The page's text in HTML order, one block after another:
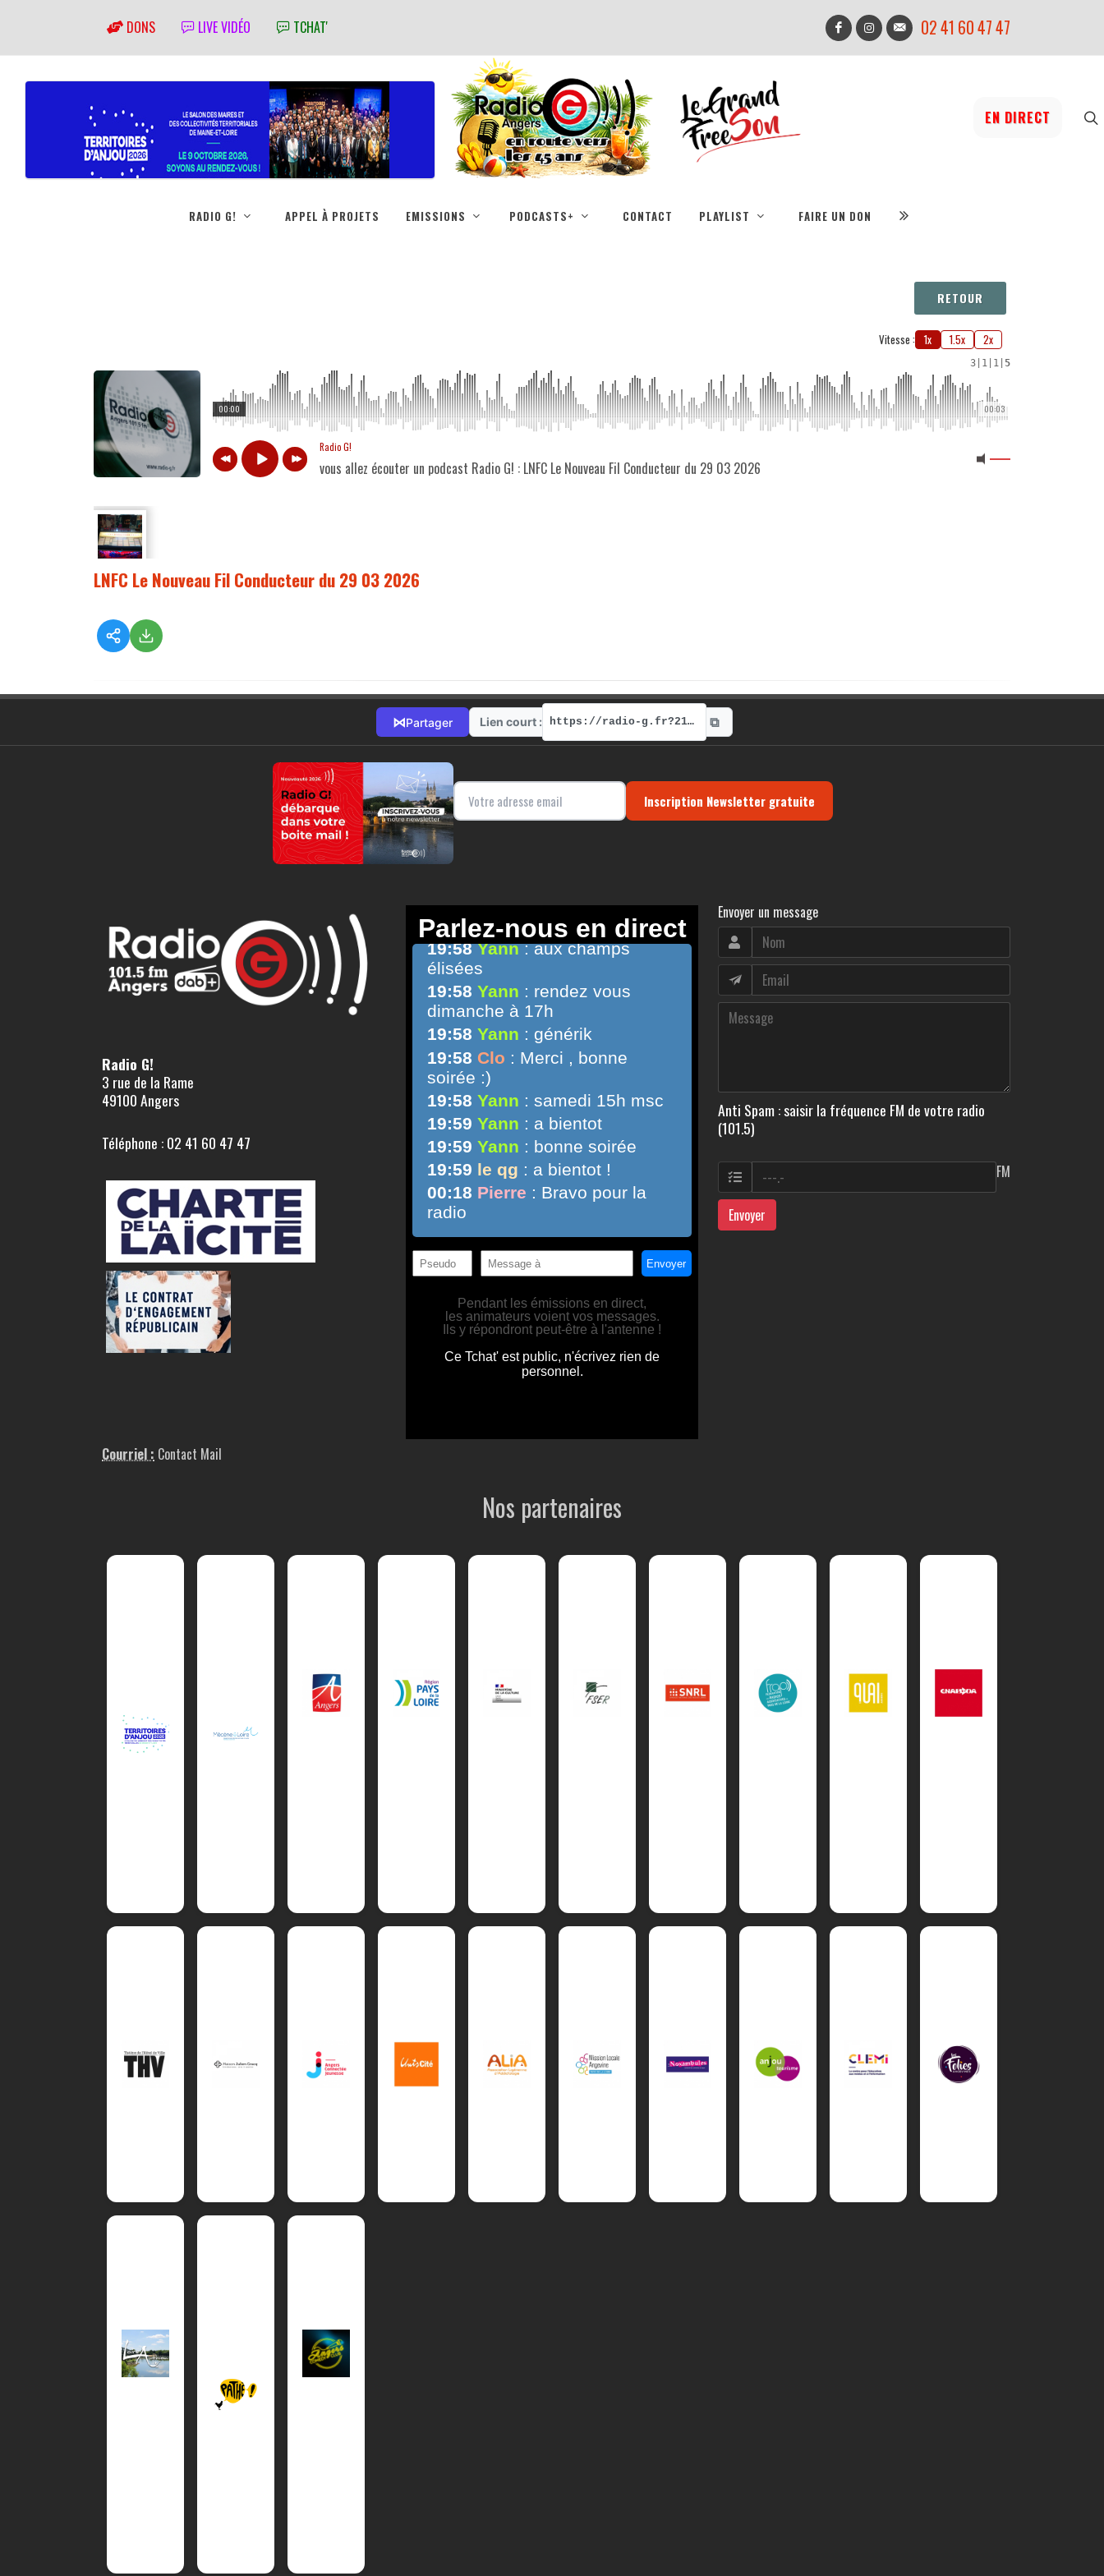
DONS LIVE VIDÉO TCHAT' 02 41 60 47 47
EN DIRECT
RADIO G! APPEL À PROJETS EMISSIONS PODCASTS+ CONTACT PLAYLIST FAIRE UN DON
RETOUR
Vitesse : 1x 1.5x 2x
3 1 1 5
00:03
00:00
Radio G!
vous allez écouter un podcast Radio G! : LNFC Le Nouveau Fil Conducteur du 29 03 2026
LNFC Le Nouveau Fil Conducteur du 29 03 2026
⋈Partager Lien court : https://radio-g.fr?21461 ⧉
Inscription Newsletter gratuite
Radio G!
3 rue de la Rame
49100 Angers
Téléphone : 02 41 60 47 47
Courriel : Contact Mail
Envoyer un message
Anti Spam : saisir la fréquence FM de votre radio
(101.5)
FM
Envoyer
Nos partenaires